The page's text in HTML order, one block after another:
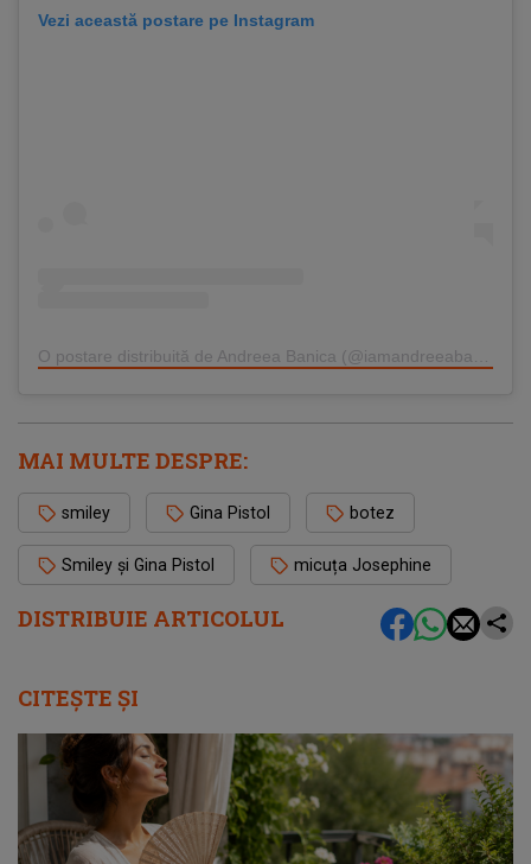
DISTRIBUIE ARTICOLUL
Vezi această postare pe Instagram
MAI MULTE DESPRE:
smiley Gina Pistol botez
Smiley și Gina Pistol micuța Josephine
CITEȘTE ȘI